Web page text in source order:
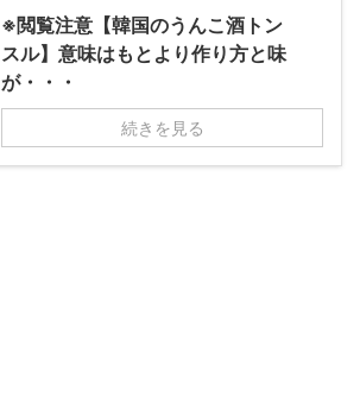
※閲覧注意【韓国のうんこ酒トン
スル】意味はもとより作り方と味
が・・・
続きを見る